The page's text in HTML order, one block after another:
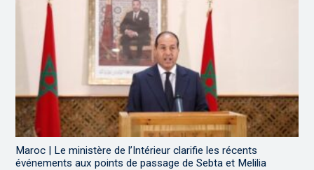
Maroc | Le ministère de l’Intérieur clarifie les récents
événements aux points de passage de Sebta et Melilia